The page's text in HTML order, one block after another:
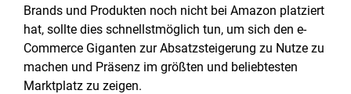
Brands und Produkten noch nicht bei Amazon platziert
hat, sollte dies schnellstmöglich tun, um sich den e-
Commerce Giganten zur Absatzsteigerung zu Nutze zu
machen und Präsenz im größten und beliebtesten
Marktplatz zu zeigen.